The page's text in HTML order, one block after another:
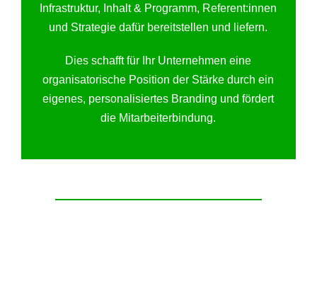
Infrastruktur, Inhalt & Programm, Referent:innen
und Strategie dafür bereitstellen und liefern.
Dies schafft für Ihr Unternehmen eine
organisatorische Position der Stärke durch ein
eigenes, personalisiertes Branding und fördert
die Mitarbeiterbindung.